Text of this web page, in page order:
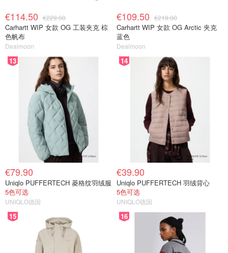
€114.50 €229.00
Carhartt WIP 女款 OG 工装夹克 棕
色帆布
Dealmoon
€109.50 €219.00
Carhartt WIP 女款 OG Arctic 夹克
蓝色
Dealmoon
13
€79.90
Uniqlo PUFFERTECH 菱格纹羽绒服
5色可选
UNIQLO德国
14
€39.90
Uniqlo PUFFERTECH 羽绒背心
5色可选
UNIQLO德国
15 16